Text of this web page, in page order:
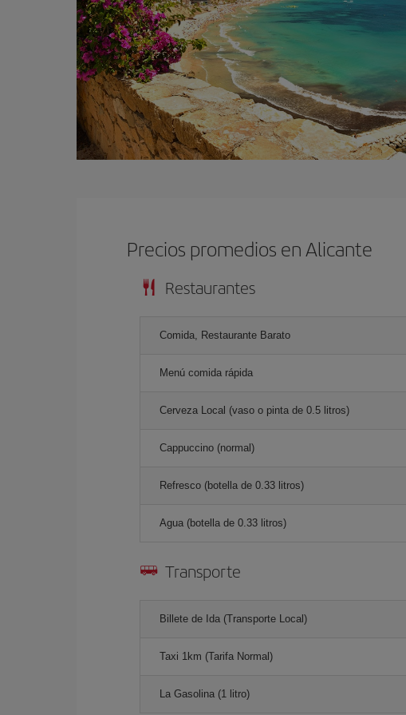
Precios promedios en Alicante
Restaurantes
Comida, Restaurante Barato
Menú comida rápida
Cerveza Local (vaso o pinta de 0.5 litros)
Cappuccino (normal)
Refresco (botella de 0.33 litros)
Agua (botella de 0.33 litros)
Transporte
Billete de Ida (Transporte Local)
Taxi 1km (Tarifa Normal)
La Gasolina (1 litro)